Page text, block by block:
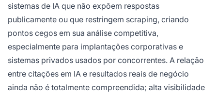
sistemas de IA que não expõem respostas
publicamente ou que restringem scraping, criando
pontos cegos em sua análise competitiva,
especialmente para implantações corporativas e
sistemas privados usados por concorrentes. A relação
entre citações em IA e resultados reais de negócio
ainda não é totalmente compreendida; alta visibilidade